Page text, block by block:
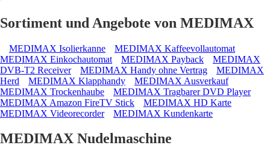
Sortiment und Angebote von MEDIMAX
MEDIMAX Isolierkanne
MEDIMAX Kaffeevollautomat
MEDIMAX Einkochautomat
MEDIMAX Payback
MEDIMAX
DVB-T2 Receiver
MEDIMAX Handy ohne Vertrag
MEDIMAX
Herd
MEDIMAX Klapphandy
MEDIMAX Ausverkauf
MEDIMAX Trockenhaube
MEDIMAX Tragbarer DVD Player
MEDIMAX Amazon FireTV Stick
MEDIMAX HD Karte
MEDIMAX Videorecorder
MEDIMAX Kundenkarte
MEDIMAX Nudelmaschine